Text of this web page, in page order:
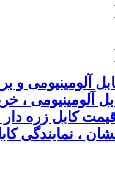
آلومینیومی ،
قیمت کابل زره
، نمایندگی